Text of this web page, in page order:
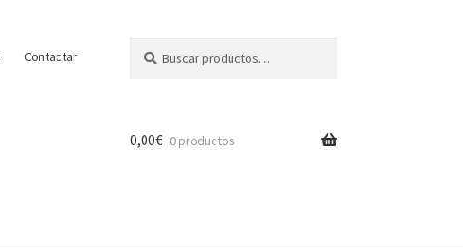
Contactar
por:
0,00€ 0 productos